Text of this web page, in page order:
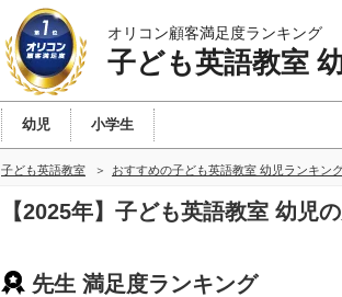
オリコン顧客満足度ランキング
子ども英語教室
幼児 小学生
子ども英語教室 おすすめの子ども英語教室 幼児ランキン
【2025年】子ども英語教室 幼児
先生 満足度ランキング